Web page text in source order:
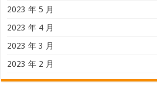
2023 年 5 月
2023 年 4 月
2023 年 3 月
2023 年 2 月